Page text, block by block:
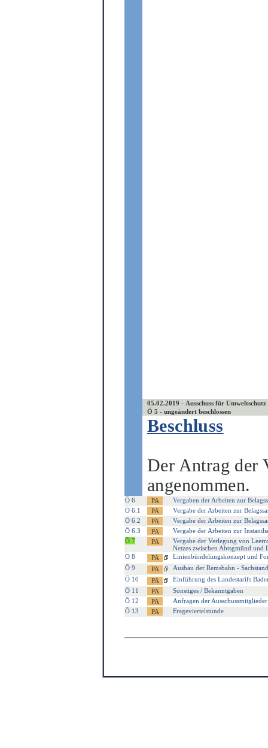
05.02.2019 - Ausschuss für
Ö 5 - ungeändert beschlossen
Beschluss
Der Antrag der
angenommen.
Ö 6
Vergaben der Arbeiten zur
Ö 6.1
Vergabe der Arbeiten zur
Ö 6.2
Vergabe der Arbeiten zur
Ö 6.3
Vergabe der Arbeiten zur
Ö 7
Vergabe der Verlegung von
Netzes zwischen Abtsgmünd und
Ö 8
Linienbündelungskonzept und
Ö 9
Ausbau der Remsbahn -
Ö 10
Einführung des Landestarifs
Ö 11
Sonstiges / Bekanntgaben
Ö 12
Anfragen der Ausschussmitglieder
Ö 13
Frageviertelstunde